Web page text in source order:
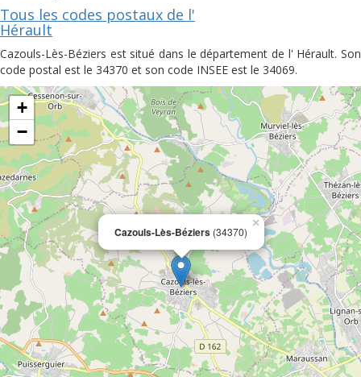
Tous les codes postaux de l'
Hérault
Cazouls-Lès-Béziers est situé dans le département de l' Hérault. Son
code postal est le 34370 et son code INSEE est le 34069.
Cazouls-Lès-Béziers (34370)
×
+
−